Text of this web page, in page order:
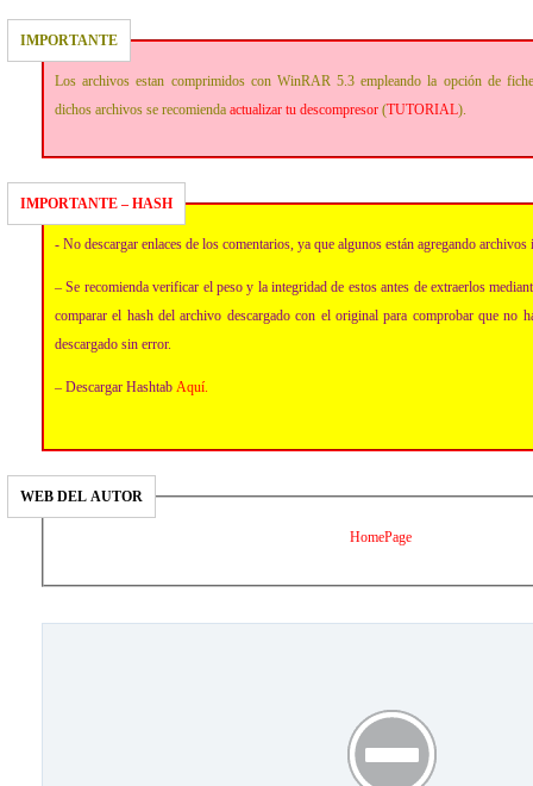
IMPORTANTE
Los archivos estan comprimidos con WinRAR 5.3 empleando la opción de
dichos archivos se recomienda actualizar tu descompresor (TUTORIAL).
IMPORTANTE – HASH
- No descargar enlaces de los comentarios, ya que algunos están agregando
– Se recomienda verificar el peso y la integridad de estos antes de extraerlos
comparar el hash del archivo descargado con el original para comprobar que no
descargado sin error.
– Descargar Hashtab Aquí.
WEB DEL AUTOR
HomePage